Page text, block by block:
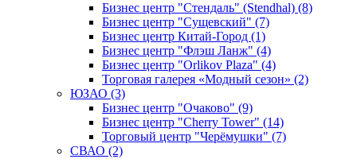
Бизнес центр "Стендаль" (Stendhal) (8)
Бизнес центр "Сущевский" (7)
Бизнес центр Китай-Город (1)
Бизнес центр "Флэш Ланж" (4)
Бизнес центр "Orlikov Plaza" (4)
Торговая галерея «Модный сезон» (2)
ЮЗАО (3)
Бизнес центр "Очаково" (9)
Бизнес центр "Cherry Tower" (14)
Торговый центр "Черёмушки" (7)
СВАО (2)